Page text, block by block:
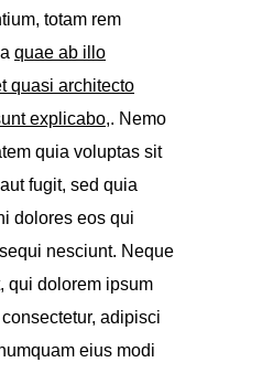
totam rem
quae ab illo
quasi architecto
explicabo,. Nemo
quia voluptas sit
fugit, sed quia
dolores eos qui
nesciunt. Neque
qui dolorem ipsum
adipisci
eius modi